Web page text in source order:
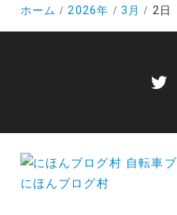
ホーム 2026年 3月 2日
にほんブログ村